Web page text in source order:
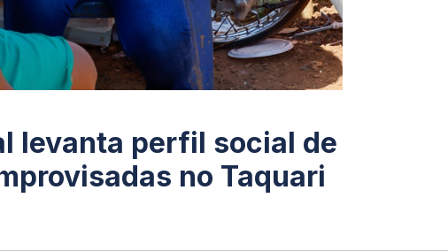
levanta perfil social de
no Taquari